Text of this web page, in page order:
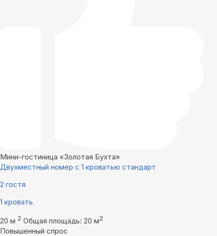
Мини-гостиница «Золотая Бухта»
Двухместный номер с 1 кроватью стандарт
2 гостя
1 кровать
20 м 2 Общая площадь: 20 м2
Повышенный спрос